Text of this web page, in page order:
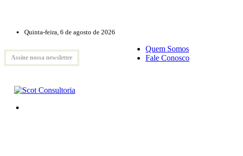
Quinta-feira, 6 de agosto de 2026
Assine nossa newsletter
Quem Somos
Fale Conosco